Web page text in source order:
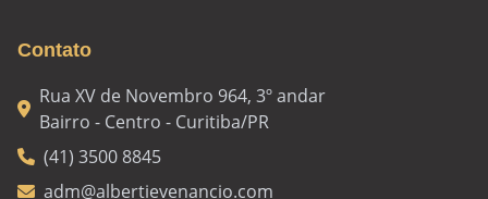
Contato
Rua XV de Novembro 964, 3º andar
Bairro - Centro - Curitiba/PR
(41) 3500 8845
adm@albertievenancio.com